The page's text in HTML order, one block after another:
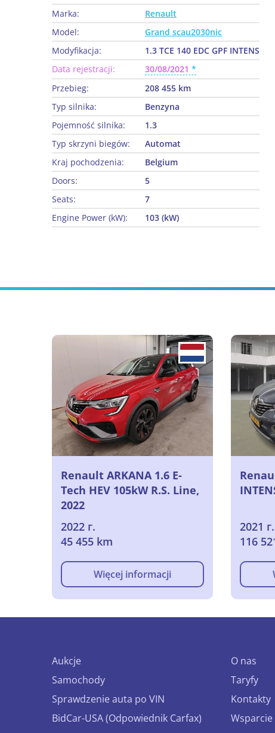
Marka:
Renault
Model:
Grand scau2030nic
Modyfikacja:
1.3 TCE 140 EDC GPF INTENS
Data rejestracji:
30/08/2021
Przebieg:
208 455 km
Typ silnika:
Benzyna
Pojemność silnika:
1.3
Typ skrzyni biegów:
Automat
Kraj pochodzenia:
Belgium
Doors:
5
Seats:
7
Engine Power (kW):
103 (kW)
Renault ARKANA 1.6 E-
Tech HEV 105kW R.S. Line,
2022
2022 г.
45 455 km
Więcej informacji
2021 г.
116
Aukcje
Samochody
Sprawdzenie auta po VIN
BidCar-USA (Odpowiednik Carfax)
O nas
Taryfy
Kontakty